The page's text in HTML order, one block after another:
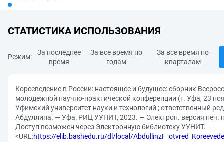
СТАТИСТИКА ИСПОЛЬЗОВАНИЯ
Режим:
За последнее
время
За все время по
годам
За все время по
кварталам
Корееведение в России: настоящее и будущее: сборник
молодежной научно-практической конференции (г. Уфа, 23
Уфимский университет науки и технологий ; ответственный
Абдуллина. — Уфа: РИЦ УУНИТ, 2023. — Электрон. версия печ.
Доступ возможен через Электронную библиотеку УУНИТ. —
<URL:https://elib.bashedu.ru/dl/local/